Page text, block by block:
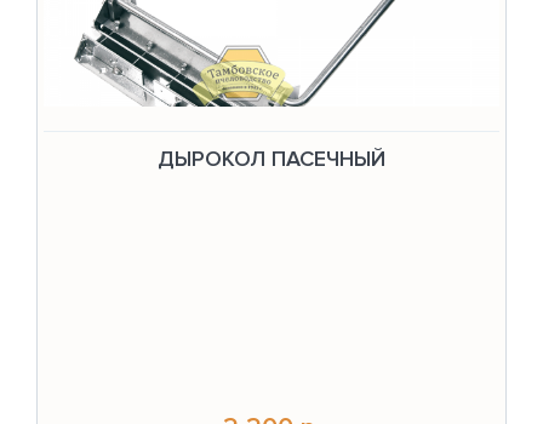
ДЫРОКОЛ ПАСЕЧНЫЙ